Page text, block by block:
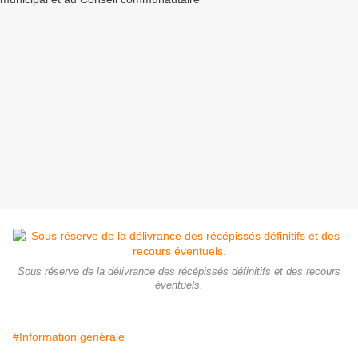
Sous réserve de la délivrance des récépissés définitifs et des recours
éventuels.
#Information générale